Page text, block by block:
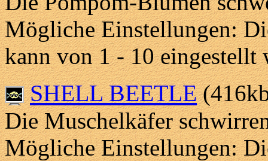
Mögliche Einstellungen:
kann von 1 - 10 eingestellt
SHELL BEETLE
Die Muschelkäfer
Mögliche Einstellungen: